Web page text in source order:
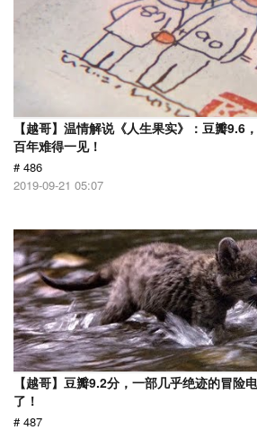
【越哥】温情解说《人生果实》：豆瓣9.6
百年难得一见！
# 486
2019-09-21 05:07
【越哥】豆瓣9.2分，一部几乎绝迹的冒险
了！
# 487